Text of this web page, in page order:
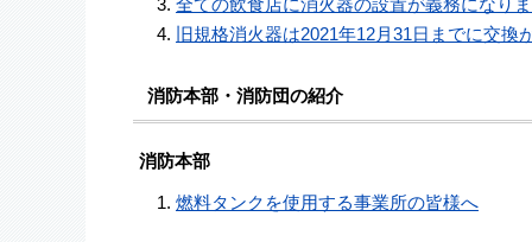
全ての飲食店に消火器の設置が義務になり
旧規格消火器は2021年12月31日までに交換
消防本部・消防団の紹介
消防本部
燃料タンクを使用する事業所の皆様へ